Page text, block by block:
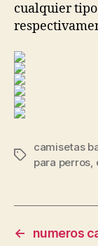
cualquier
Etiquetas
camisetas
para perros
←
numeros